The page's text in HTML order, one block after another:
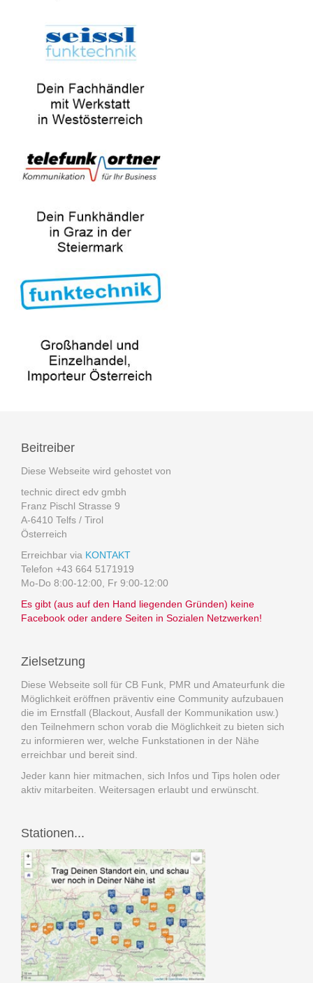
Beitreiber
Diese Webseite wird gehostet von
technic direct edv gmbh
Franz Pischl Strasse 9
A-6410 Telfs / Tirol
Österreich
Erreichbar via KONTAKT
Telefon +43 664 5171919
Mo-Do 8:00-12:00, Fr 9:00-12:00
Es gibt (aus auf den Hand liegenden Gründen) keine
Facebook oder andere Seiten in Sozialen Netzwerken!
Zielsetzung
Diese Webseite soll für CB Funk, PMR und Amateurfunk die
Möglichkeit eröffnen präventiv eine Community aufzubauen
die im Ernstfall (Blackout, Ausfall der Kommunikation usw.)
den Teilnehmern schon vorab die Möglichkeit zu bieten sich
zu informieren wer, welche Funkstationen in der Nähe
erreichbar und bereit sind.
Jeder kann hier mitmachen, sich Infos und Tips holen oder
aktiv mitarbeiten. Weitersagen erlaubt und erwünscht.
Stationen...